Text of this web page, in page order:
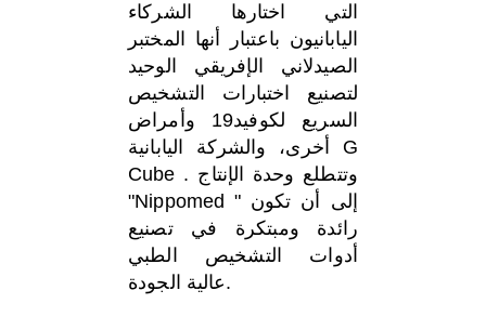
التي اختارها الشركاء
اليابانيون باعتبار أنها المختبر
الصيدلاني الإفريقي الوحيد
لتصنيع اختبارات التشخيص
السريع لكوفيد19 وأمراض
أخرى، والشركة اليابانية G
Cube . وتتطلع وحدة الإنتاج
"Nippomed " إلى أن تكون
رائدة ومبتكرة في تصنيع
أدوات التشخيص الطبي
عالية الجودة.